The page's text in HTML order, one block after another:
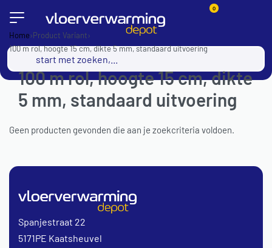
0
Home›Product Variant›
100 m rol, hoogte 15 cm, dikte 5 mm, standaard uitvoering
100 m rol, hoogte 15 cm, dikte
5 mm, standaard uitvoering
Geen producten gevonden die aan je zoekcriteria voldoen.
Spanjestraat 22
5171PE Kaatsheuvel